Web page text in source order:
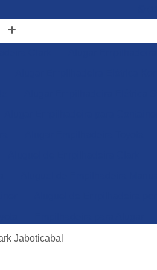
Empilhadeira Toyota para Alugar
Jaboticabal